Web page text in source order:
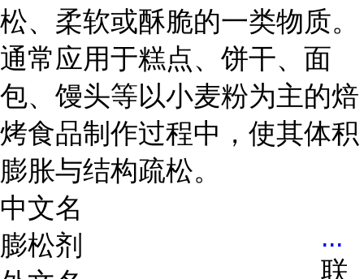
松、柔软或酥脆的一类物质。
通常应用于糕点、饼干、面
包、馒头等以小麦粉为主的焙
烤食品制作过程中，使其体积
膨胀与结构疏松。
中文名
膨松剂
...
联